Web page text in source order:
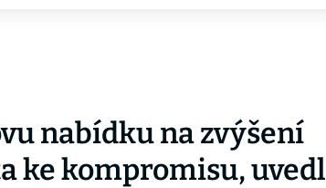
nabídku na zvýšení
ke kompromisu, uvedl